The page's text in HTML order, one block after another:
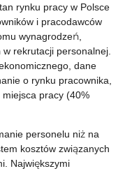
rynku pracy w Polsce
i pracodawców
wynagrodzeń,
rekrutacji personalnej.
dane
o rynku pracownika,
pracy (40%
personelu niż na
kosztów związanych
Największymi